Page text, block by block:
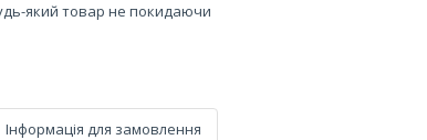
який товар не покидаючи
Інформація для замовлення